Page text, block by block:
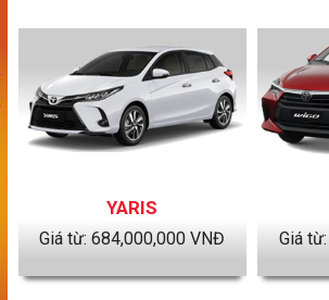
YARIS
Giá từ:684,000,000 VNĐ Giá từ: